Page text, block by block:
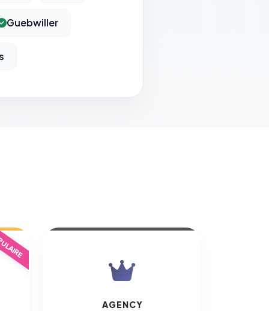
Guebwiller
AGENCY